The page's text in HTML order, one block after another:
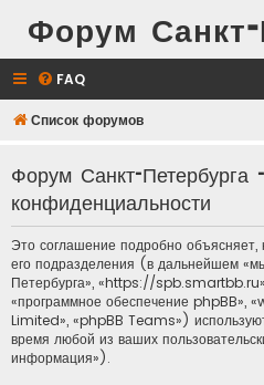
Форум Санкт-
FAQ
Список форумов
Форум Санкт-
конфиденциальности
Это соглашение подробно
его подразделения (в дальнейшем
Петербурга», «https://
«программное обеспечение phpBB»,
Limited», «phpBB Teams»)
время любой из ваших
информация»).